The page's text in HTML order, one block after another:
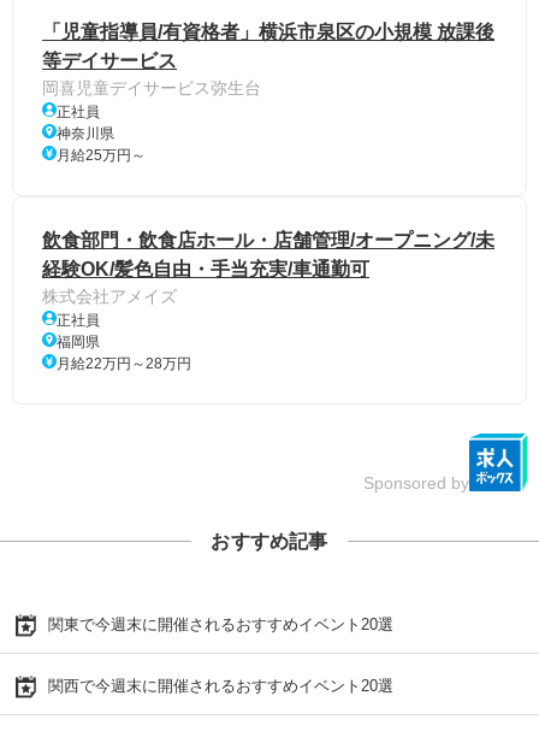
「児童指導員/有資格者」横浜市泉区の小規模 放課後
等デイサービス
岡喜児童デイサービス弥生台
正社員
神奈川県
月給25万円～
飲食部門・飲食店ホール・店舗管理/オープニング/未
経験OK/髪色自由・手当充実/車通勤可
株式会社アメイズ
正社員
福岡県
月給22万円～28万円
Sponsored by
おすすめ記事
関東で今週末に開催されるおすすめイベント20選
関西で今週末に開催されるおすすめイベント20選